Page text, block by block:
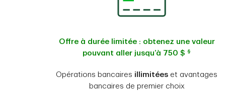
Offre à durée limitée : obtenez une valeur
pouvant aller jusqu’à 750 $ §
Opérations bancaires illimitées et avantages
bancaires de premier choix